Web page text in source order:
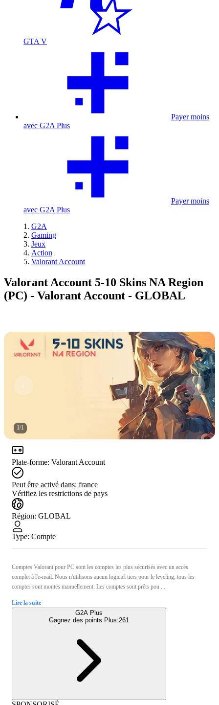
GTA V
Payer moins
avec G2A Plus
Payer moins
avec G2A Plus
G2A
Gaming
Jeux
Action
Valorant Account
Valorant Account 5-10 Skins NA Region
(PC) - Valorant Account - GLOBAL
1/1
Plate-forme: Valorant Account
Peut être activé dans: france
Vérifiez les restrictions de pays
Région: GLOBAL
Type: Compte
Comptes Valorant pour PC sont les comptes les plus sécurisés avec un accès
complet à l'e-mail. Nous n'utilisons aucun logiciel tiers pour le leveling, tous les
comptes sont montés manuellement. Les comptes sont prêts pou ...
Lire la suite
G2A Plus
Gagnez des points Plus:261